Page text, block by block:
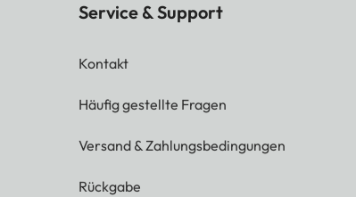
Service & Support
Kontakt
Häufig gestellte Fragen
Versand & Zahlungsbedingungen
Rückgabe